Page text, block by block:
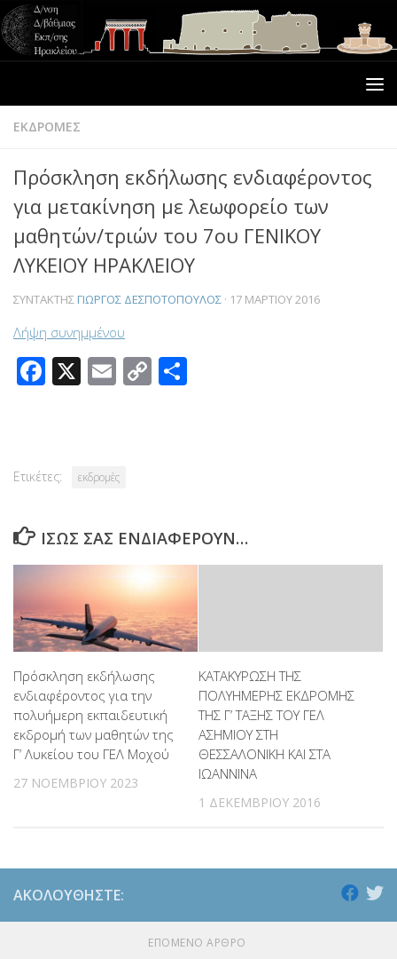
ΕΚΔΡΟΜΕΣ
Πρόσκληση εκδήλωσης ενδιαφέροντος
για μετακίνηση με λεωφορείο των
μαθητών/τριών του 7ου ΓΕΝΙΚΟΥ
ΛΥΚΕΙΟΥ ΗΡΑΚΛΕΙΟΥ
ΣΥΝΤΆΚΤΗΣ ΓΙΏΡΓΟΣ ΔΕΣΠΟΤΌΠΟΥΛΟΣ · 17 ΜΑΡΤΊΟΥ 2016
Λήψη συνημμένου
Facebook
X Email
Copy
Ετικέτες: εκδρομές
ΊΣΩΣ ΣΑΣ ΕΝΔΙΑΦΈΡΟΥΝ…
Πρόσκληση εκδήλωσης
ενδιαφέροντος για την
πολυήμερη εκπαιδευτική
εκδρομή των μαθητών της
Γ’ Λυκείου του ΓΕΛ Μοχού
27 ΝΟΕΜΒΡΊΟΥ 2023
ΚΑΤΑΚΥΡΩΣΗ ΤΗΣ
ΠΟΛΥΗΜΕΡΗΣ ΕΚΔΡΟΜΗΣ
ΤΗΣ Γ’ ΤΑΞΗΣ ΤΟΥ ΓΕΛ
ΑΣΗΜΙΟΥ ΣΤΗ
ΘΕΣΣΑΛΟΝΙΚΗ ΚΑΙ ΣΤΑ
ΙΩΑΝΝΙΝΑ
1 ΔΕΚΕΜΒΡΊΟΥ 2016
ΑΚΟΛΟΥΘΉΣΤΕ:
ΕΠΌΜΕΝΟ ΆΡΘΡΟ